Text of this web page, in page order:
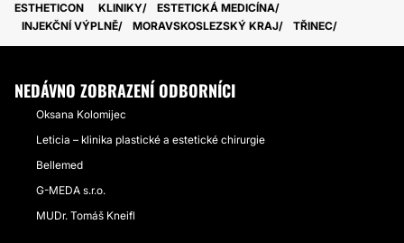
ESTHETICON KLINIKY
ESTETICKÁ MEDICÍNA
INJEKČNÍ VÝPLNĚ
MORAVSKOSLEZSKÝ KRAJ TŘINEC
NEDÁVNO ZOBRAZENÍ ODBORNÍCI
Oksana Kolomijec
Leticia – klinika plastické a estetické chirurgie
Bellemed
G-MEDA s.r.o.
MUDr. Tomáš Kneifl